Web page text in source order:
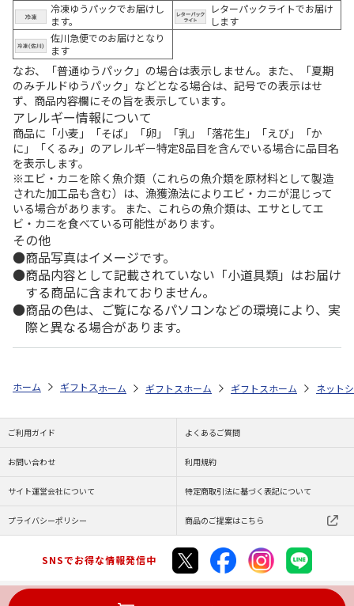
冷凍ゆうパックでお届けし
ます。
レターパックライトでお届け
します
佐川急便でのお届けとなり
ます
なお、「普通ゆうパック」の場合は表示しません。また、「夏期
のみチルドゆうパック」などとなる場合は、記号での表示はせ
ず、商品内容欄にその旨を表示しています。
アレルギー情報について
商品に「小麦」「そば」「卵」「乳」「落花生」「えび」「か
に」「くるみ」のアレルギー特定8品目を含んでいる場合に品目名
を表示します。
※エビ・カニを除く魚介類（これらの魚介類を原材料として製造
された加工品も含む）は、漁獲漁法によりエビ・カニが混じって
いる場合があります。 また、これらの魚介類は、エサとしてエ
ビ・カニを食べている可能性があります。
その他
商品写真はイメージです。
商品内容として記載されていない「小道具類」はお届け
する商品に含まれておりません。
商品の色は、ご覧になるパソコンなどの環境により、実
際と異なる場合があります。
ホーム ギフトストア お中元・夏ギフト特集 2026 おすすめ ご当地
ホーム ギフトストア お中元・夏ギフト特集 2026
ホーム ギフトストア お中元・
ホーム ネット
ご利用ガイド よくあるご質問
お問い合わせ 利用規約
サイト運営会社について 特定商取引法に基づく表記について
プライバシーポリシー 商品のご提案はこちら
SNSでお得な情報発信中